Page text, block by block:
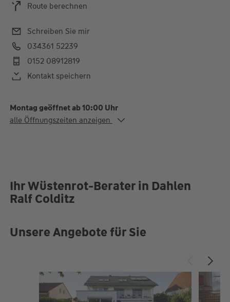
Route berechnen
Schreiben Sie mir
034361 52239
0152 08912819
Kontakt speichern
Montag geöffnet ab 10:00 Uhr
Alle Öffnungszeiten
Uhr
Termine auch nach Vereinbarund
alle Öffnungszeiten anzeigen
Ihr Wüstenrot-Berater in Dahlen
Ralf Colditz
Unsere Angebote für Sie